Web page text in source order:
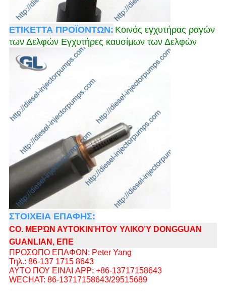
ΕΤΙΚΕΤΤΑ ΠΡΟΪΟΝΤΩΝ: Κοινός εγχυτήρας ραγών
των Δελφών Εγχυτήρες καυσίμων των Δελφών
ΣΤΟΙΧΕΙΑ ΕΠΑΦΗΣ:
CO. ΜΕΡΏΝ ΑΥΤΟΚΙΝΉΤΟΥ ΥΛΙΚΟΎ DONGGUAN
GUANLIAN, ΕΠΕ
ΠΡΟΣΩΠΟ ΕΠΑΦΩΝ: Peter Yang
Τηλ.: 86-137 1715 8643
ΑΥΤΟ ΠΟΥ ΕΙΝΑΙ APP: +86-13717158643
WECHAT: 86-13717158643/29515689